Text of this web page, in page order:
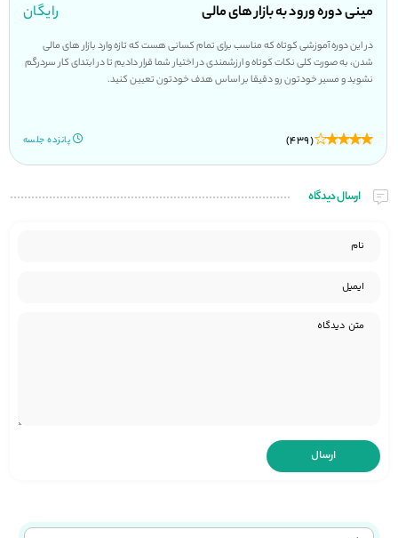
مینی دوره ورود به بازار های مالی رایگان
در این دوره آموزشی کوتاه که مناسب برای تمام کسانی هست که تازه وارد بازار های مالی
شدن، به صورت کلی نکات کوتاه و ارزشمندی در اختیار شما قرار دادیم تا در ابتدای کار سردرگم
نشوید و مسیر خودتون رو دقیقا بر اساس هدف خودتون تعیین کنید.
(439) پانزده جلسه
ارسال دیدگاه